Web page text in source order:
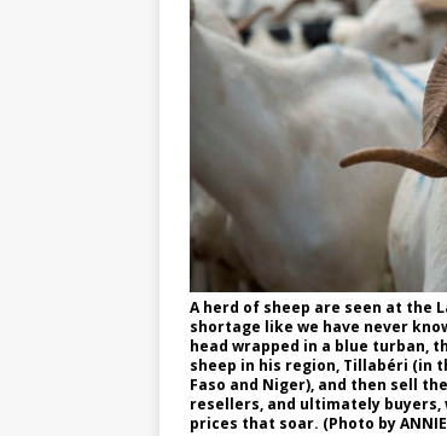
A herd of sheep are seen at the
shortage like we have never
head wrapped in a blue turban,
sheep in his region, Tillabéri (in
Faso and Niger), and then sell
resellers, and ultimately
prices that soar. (Photo by ANNIE